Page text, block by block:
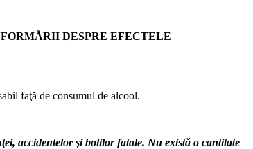
DESPRE EFECTELE
faţă de consumul de alcool.
accidentelor şi bolilor fatale. Nu există o cantitate